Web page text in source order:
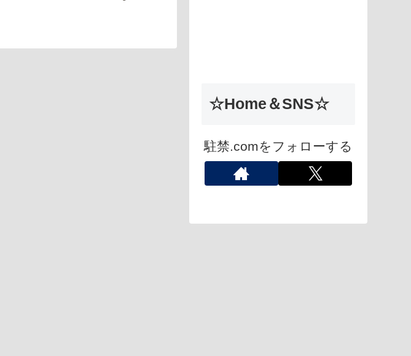
☆Home＆SNS☆
駐禁.comをフォローする